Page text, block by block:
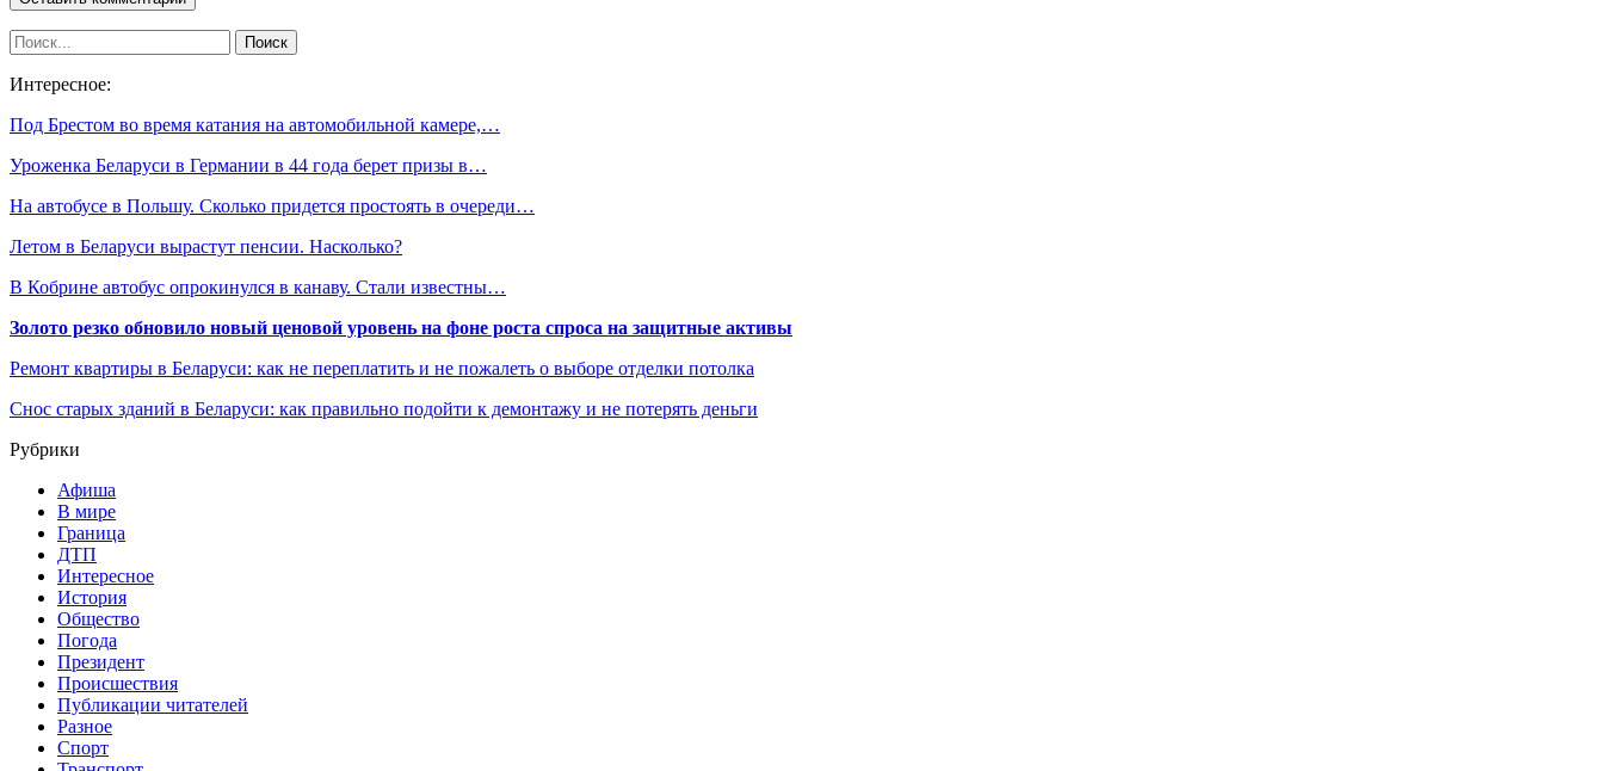
Интересное:
Под Брестом во время катания на автомобильной камере,…
Уроженка Беларуси в Германии в 44 года берет призы в…
На автобусе в Польшу. Сколько придется простоять в очереди…
Летом в Беларуси вырастут пенсии. Насколько?
В Кобрине автобус опрокинулся в канаву. Стали известны…
Золото резко обновило новый ценовой уровень на фоне роста спроса на защитные активы
Ремонт квартиры в Беларуси: как не переплатить и не пожалеть о выборе отделки потолка
Снос старых зданий в Беларуси: как правильно подойти к демонтажу и не потерять деньги
Рубрики
Афиша
В мире
Граница
ДТП
Интересное
История
Общество
Погода
Президент
Происшествия
Публикации читателей
Разное
Спорт